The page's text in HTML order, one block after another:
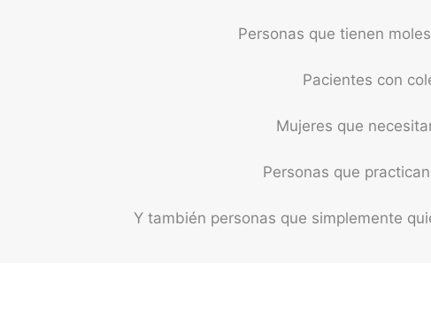
Personas que tienen
Pacientes con
Mujeres que
Personas que
Y también personas que simplemente